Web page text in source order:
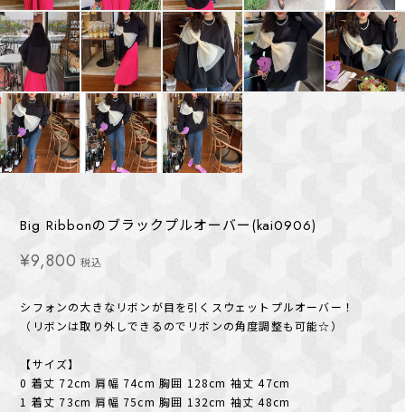
Big Ribbonのブラックプルオーバー(kai0906)
¥9,800 税込
シフォンの大きなリボンが目を引くスウェットプルオーバー！
（リボンは取り外しできるのでリボンの角度調整も可能☆）
【サイズ】
0 着丈 72cm 肩幅 74cm 胸囲 128cm 袖丈 47cm
1 着丈 73cm 肩幅 75cm 胸囲 132cm 袖丈 48cm